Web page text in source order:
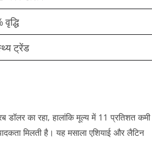
ट्रेंड
डॉलर का रहा, हालांकि मूल्य में 11 प्रतिशत कमी
मिलती है। यह मसाला एशियाई और लैटिन